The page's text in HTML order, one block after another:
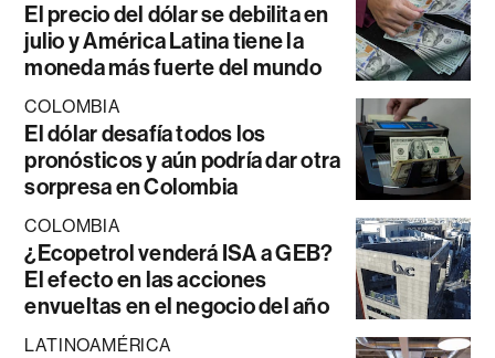
El precio del dólar se debilita en
julio y América Latina tiene la
moneda más fuerte del mundo
COLOMBIA
El dólar desafía todos los
pronósticos y aún podría dar otra
sorpresa en Colombia
COLOMBIA
¿Ecopetrol venderá ISA a GEB?
El efecto en las acciones
envueltas en el negocio del año
LATINOAMÉRICA